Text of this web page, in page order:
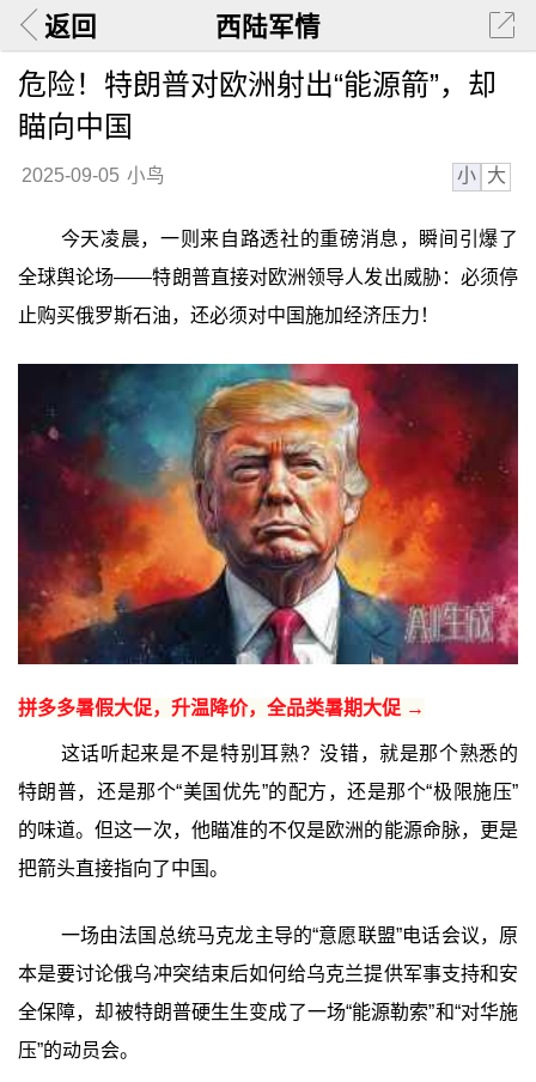
返回 西陆军情
危险！特朗普对欧洲射出“能源箭”，却
瞄向中国
2025-09-05 小鸟 小 大
今天凌晨，一则来自路透社的重磅消息，瞬间引爆了
全球舆论场——特朗普直接对欧洲领导人发出威胁：必须停
止购买俄罗斯石油，还必须对中国施加经济压力！
拼多多暑假大促，升温降价，全品类暑期大促 →
这话听起来是不是特别耳熟？没错，就是那个熟悉的
特朗普，还是那个“美国优先”的配方，还是那个“极限施压”
的味道。但这一次，他瞄准的不仅是欧洲的能源命脉，更是
把箭头直接指向了中国。
一场由法国总统马克龙主导的“意愿联盟”电话会议，原
本是要讨论俄乌冲突结束后如何给乌克兰提供军事支持和安
全保障，却被特朗普硬生生变成了一场“能源勒索”和“对华施
压”的动员会。